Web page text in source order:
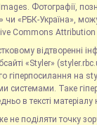
Фотографії,
чи «РБК-Україна»,
Commons Attribution
відтворенні
«Styler»
гіперпосилання на
системами. Таке
в тексті
не поділяти точку